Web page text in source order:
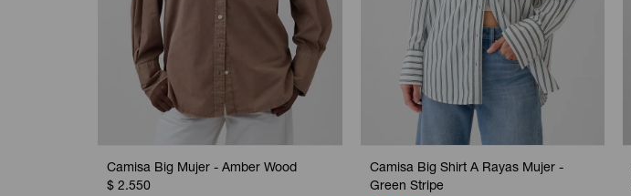
Camisa Big Mujer - Amber Wood
$ 2.550
Camisa Big Shirt A Rayas Mujer -
Green Stripe